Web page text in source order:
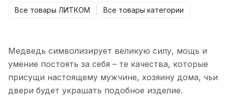
Все товары ЛИТКОМ Все товары категории
Медведь символизирует великую силу, мощь и
умение постоять за себя – те качества, которые
присущи настоящему мужчине, хозяину дома, чьи
двери будет украшать подобное изделие.